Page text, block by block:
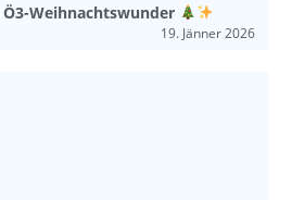
Weihnachtswunder
19. Jänner 2026